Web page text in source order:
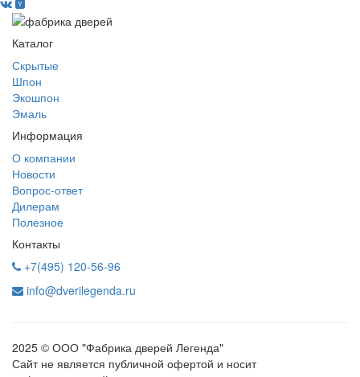
Каталог
Скрытые
Шпон
Экошпон
Эмаль
Информация
О компании
Новости
Вопрос-ответ
Дилерам
Полезное
Контакты
+7(495) 120-56-96
info@dverilegenda.ru
2025 © ООО "Фабрика дверей Легенда"
Сайт не является публичной офертой и носит